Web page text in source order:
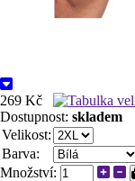
269 Kč
Dostupnost: skladem
Velikost:
Barva:
Množství: